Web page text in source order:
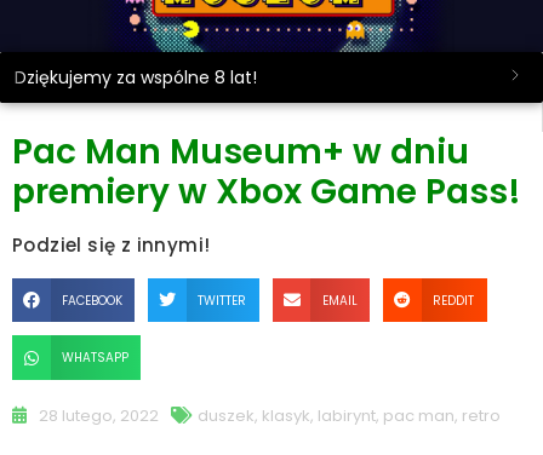
Dziękujemy za wspólne 8 lat!
Pac Man Museum+ w dniu
premiery w Xbox Game Pass!
Podziel się z innymi!
FACEBOOK TWITTER EMAIL REDDIT
WHATSAPP
28 lutego, 2022 duszek, klasyk, labirynt, pac man, retro